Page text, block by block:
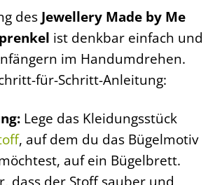
des Jewellery Made by Me
ist denkbar einfach und
im Handumdrehen.
für-Schritt-Anleitung:
Lege das Kleidungsstück
, auf dem du das Bügelmotiv
auf ein Bügelbrett.